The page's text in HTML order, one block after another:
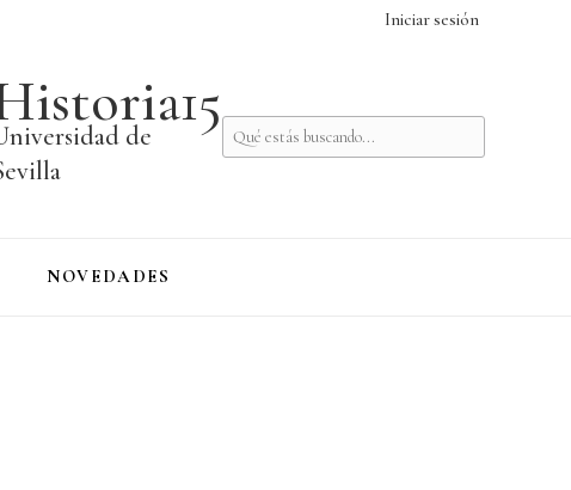
Iniciar sesión
de
NOVEDADES